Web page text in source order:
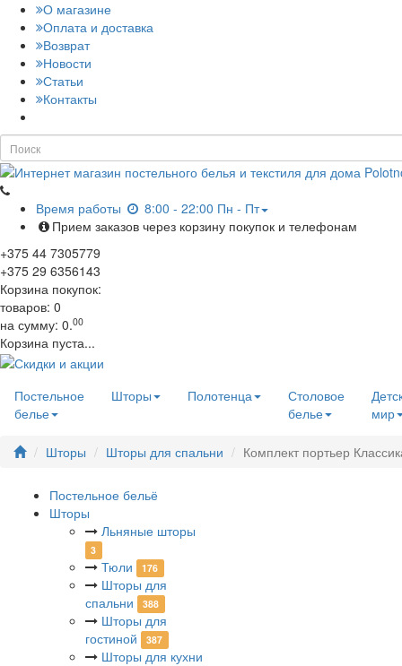
О магазине
Оплата и доставка
Возврат
Новости
Статьи
Контакты
Время работы
8:00 - 22:00 Пн - Пт
Прием заказов через корзину покупок и телефонам
+375 44 7305779
+375 29 6356143
Корзина покупок:
товаров: 0
на сумму: 0.00
Корзина пуста...
Постельное
белье
Шторы Полотенца
Столовое
белье
мир
Шторы Шторы для спальни Комплект портьер
Постельное бельё
Шторы
Льняные шторы
3
Тюли 176
Шторы для
спальни
388
Шторы для
гостиной
387
Шторы для кухни